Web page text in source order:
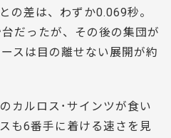
の差は、わずか0.069秒。
だったが、その後の集団が
スは目の離せない展開が約
カルロス･サインツが食い
も6番手に着ける速さを見